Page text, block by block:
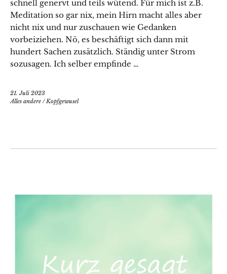
schnell genervt und teils wütend. Für mich ist z.B.
Meditation so gar nix, mein Hirn macht alles aber
nicht nix und nur zuschauen wie Gedanken
vorbeiziehen. Nö, es beschäftigt sich dann mit
hundert Sachen zusätzlich. Ständig unter Strom
sozusagen. Ich selber empfinde …
21. Juli 2023
Alles andere / Kopfgewusel